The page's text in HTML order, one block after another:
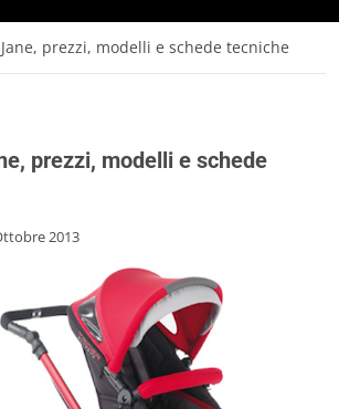
prezzi, modelli e schede tecniche
prezzi, modelli e schede
2013